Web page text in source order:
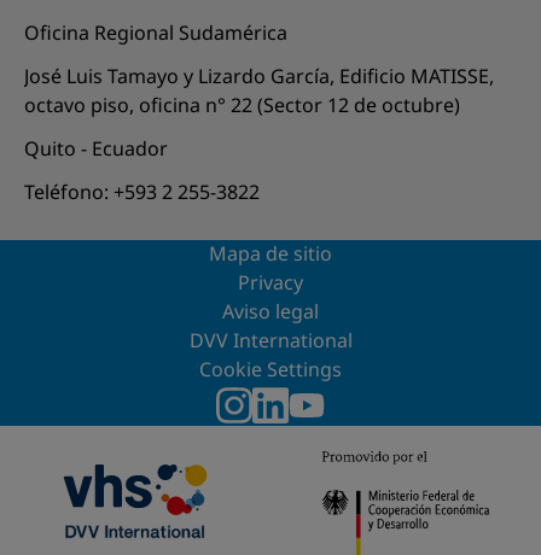
Oficina Regional Sudamérica
José Luis Tamayo y Lizardo García, Edificio MATISSE,
octavo piso, oficina n° 22 (Sector 12 de octubre)
Quito - Ecuador
Teléfono: +593 2 255-3822
Mapa de sitio
Privacy
Aviso legal
DVV International
Cookie Settings